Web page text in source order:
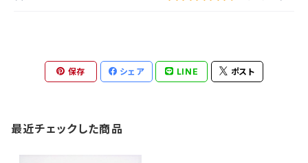
保存 シェア LINE ポスト
最近チェックした商品